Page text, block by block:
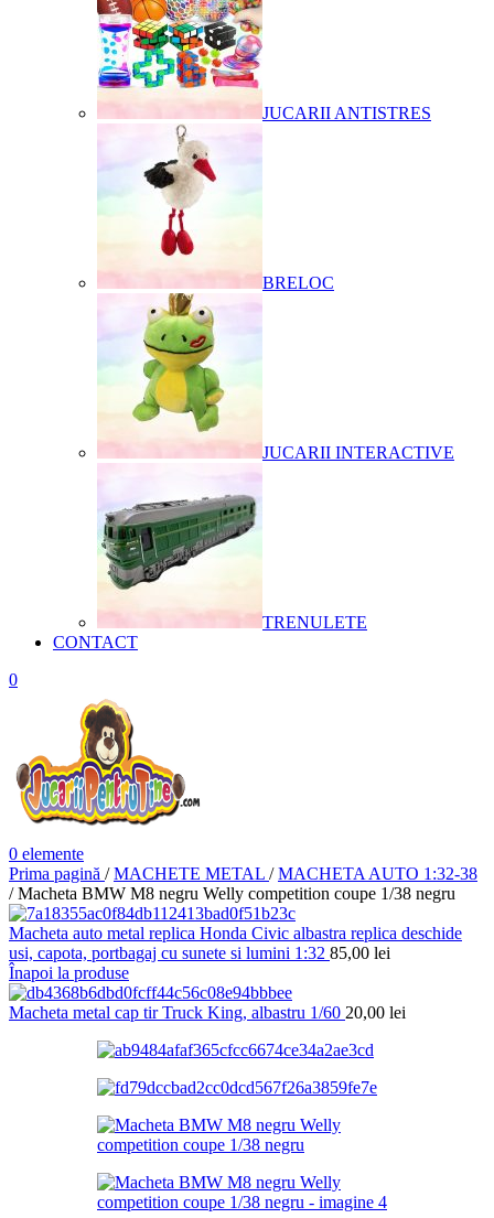
JUCARII ANTISTRES
BRELOC
JUCARII INTERACTIVE
TRENULETE
CONTACT
0
0 elemente
Prima pagină / MACHETE METAL / MACHETA AUTO 1:32-38
/ Macheta BMW M8 negru Welly competition coupe 1/38 negru
Macheta auto metal replica Honda Civic albastra replica deschide
usi, capota, portbagaj cu sunete si lumini 1:32 85,00 lei
Înapoi la produse
Macheta metal cap tir Truck King, albastru 1/60 20,00 lei